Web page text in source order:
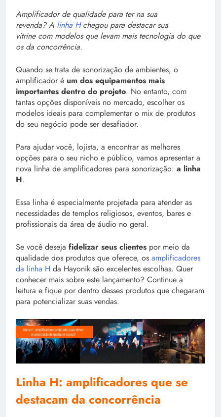
Amplificador de qualidade para ter na sua
revenda? A linha Hchegou para destacar sua
vitrine com modelos que levam mais tecnologia do que
os da concorrência.
Quando se trata de sonorização de ambientes, o
amplificador é um dos equipamentos mais
importantes dentro do projeto. No entanto, com
tantas opções disponíveis no mercado, escolher os
modelos ideais para complementar o mix de produtos
do seu negócio pode ser desafiador.
Para ajudar você, lojista, a encontrar as melhores
opções para o seu nicho e público, vamos apresentar a
nova linha de amplificadores para sonorização: a linha
H.
Essa linha é especialmente projetada para atender as
necessidades de templos religiosos, eventos, bares e
profissionais da área de áudio no geral.
Se você deseja fidelizar seus clientes por meio da
qualidade dos produtos que oferece, os amplificadores
da linha H da Hayonik são excelentes escolhas. Quer
conhecer mais sobre este lançamento? Continue a
leitura e fique por dentro desses produtos que chegaram
para potencializar suas vendas.
Linha H: amplificadores que se
destacam da concorrência